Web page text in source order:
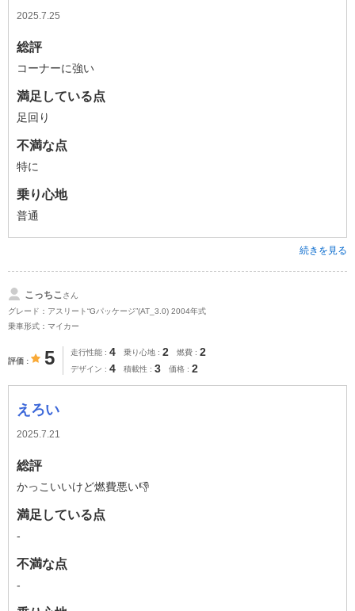
2025.7.25
総評
コーナーに強い
満足している点
足回り
不満な点
特に
乗り心地
普通
続きを見る
こっちこ さん
グレード：アスリート“Gパッケージ”(AT_3.0) 2004年式
乗車形式：マイカー
評価 5 走行性能 4 乗り心地 2 燃費 2
デザイン 4 積載性 3 価格 2
えろい
2025.7.21
総評
かっこいいけど燃費悪い👎
満足している点
-
不満な点
-